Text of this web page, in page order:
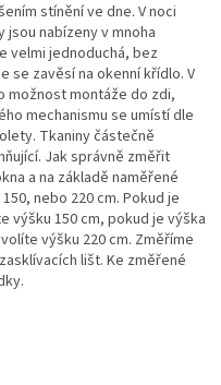
stínění ve dne. V noci
nabízeny v mnoha
velmi jednoduchá, bez
se zavěsí na okenní křídlo. V
možnost montáže do zdi,
mechanismu se umístí dle
Tkaniny částečně
Jak správně změřit
a na základě naměřené
nebo 220 cm. Pokud je
výšku 150 cm, pokud je výška
výšku 220 cm. Změříme
lišt. Ke změřené